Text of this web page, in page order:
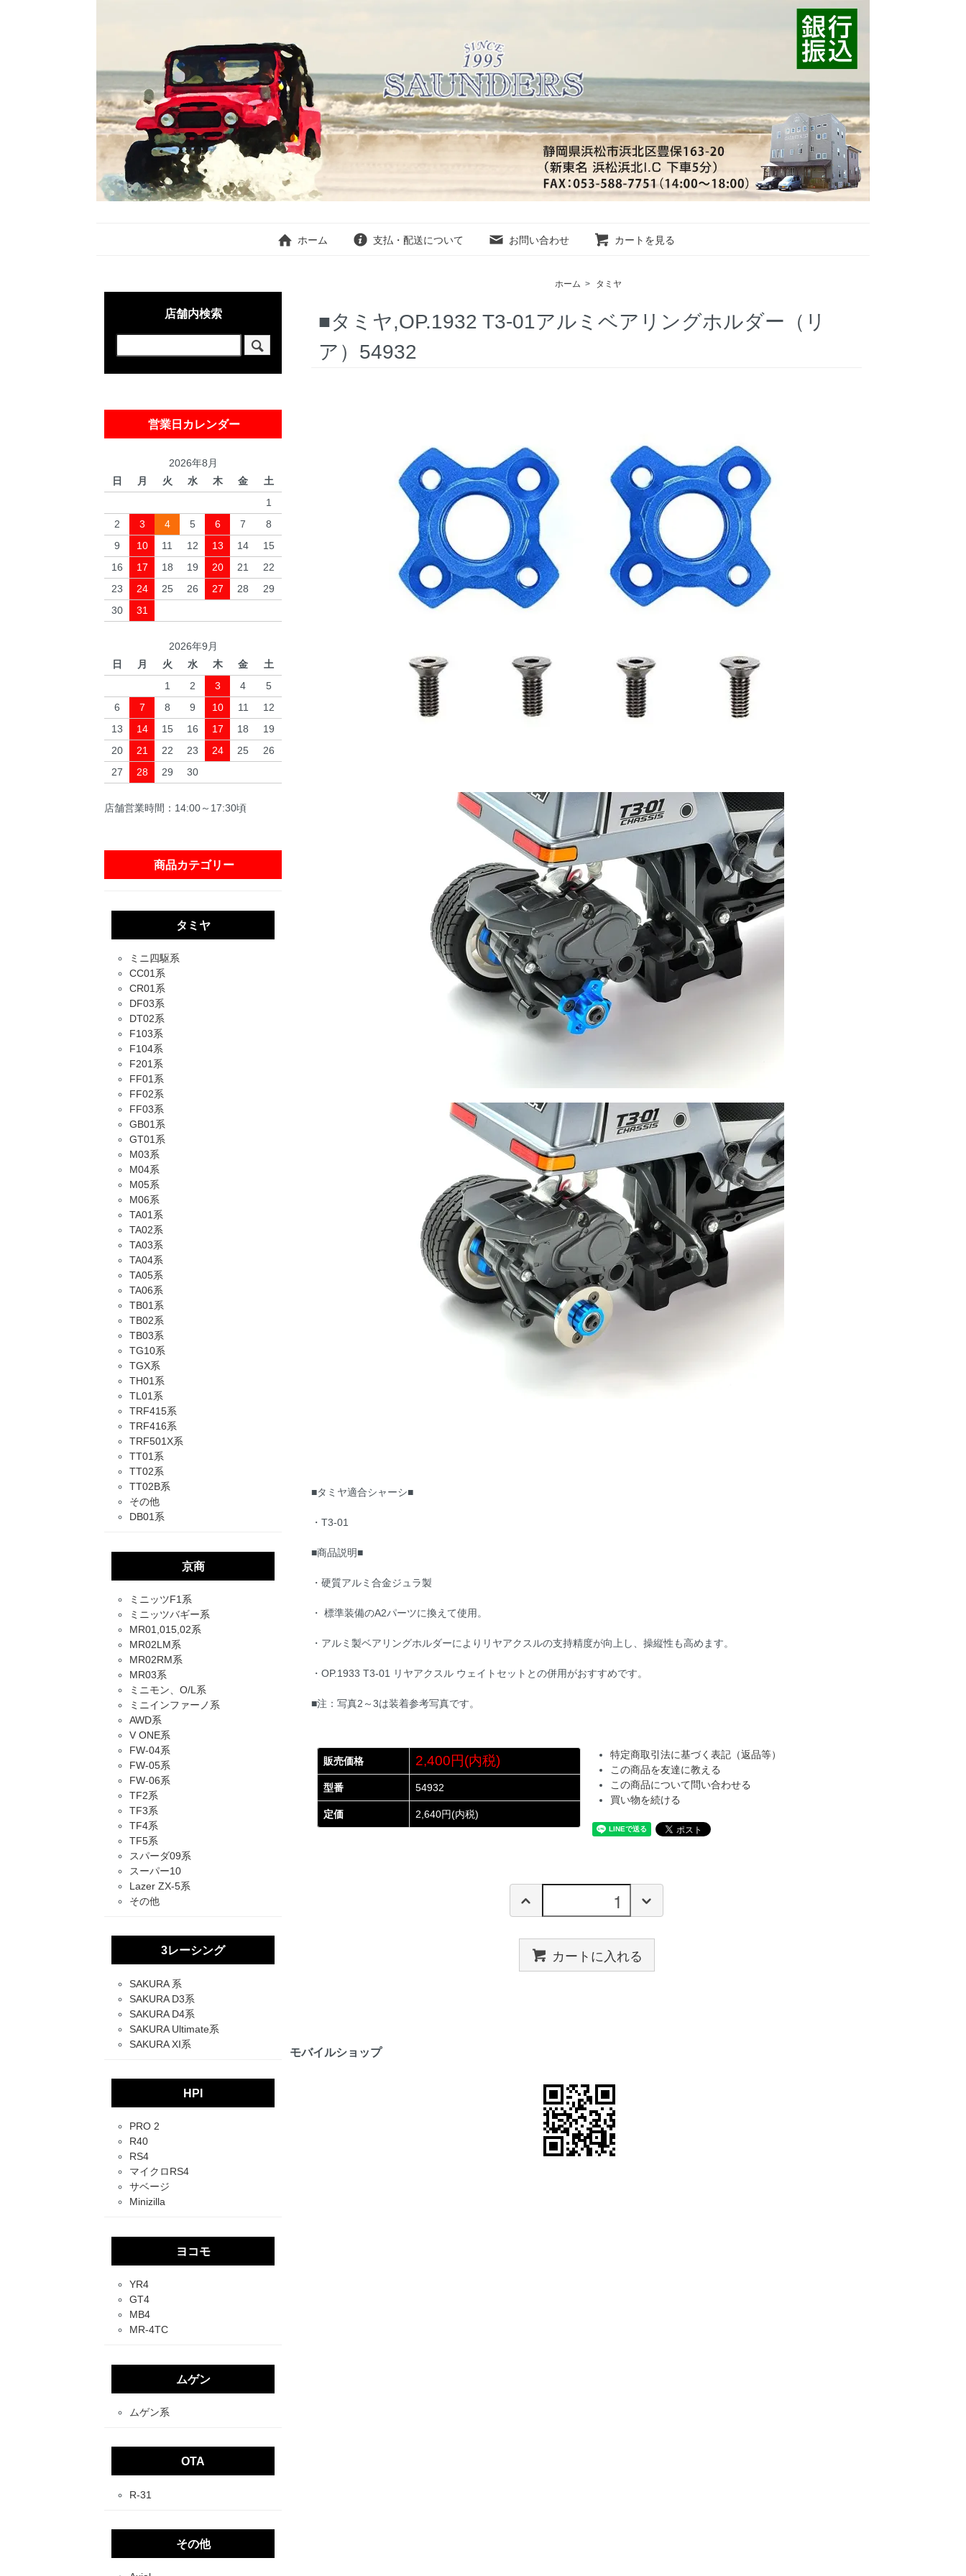
ホーム 支払・配送について お問い合わせ カートを見る
ホーム > タミヤ
■タミヤ,OP.1932 T3-01アルミベアリングホルダー（リ
ア）54932
■タミヤ適合シャーシ■
・T3-01
■商品説明■
・硬質アルミ合金ジュラ製
・ 標準装備のA2パーツに換えて使用。
・アルミ製ベアリングホルダーによりリヤアクスルの支持精度が向上し、操縦性も高めます。
・OP.1933 T3-01 リヤアクスル ウェイトセットとの併用がおすすめです。
■注：写真2～3は装着参考写真です。
販売価格 2,400円(内税)
型番 54932
定価 2,640円(内税)
特定商取引法に基づく表記（返品等）
この商品を友達に教える
この商品について問い合わせる
買い物を続ける
カートに入れる
店舗内検索
営業日カレンダー
2026年8月
日
月 火 水 木 金
土
1
2
3 4 5 6 7
8
9
10 11 12 13 14
15
16
17 18 19 20 21
22
23
24 25 26 27 28
29
30
31
2026年9月
日
月 火 水 木 金
土
1
2 3 4
5
6
7 8 9 10 11
12
13
14 15 16 17 18
19
20
21 22 23 24 25
26
27
28 29 30
店舗営業時間：14:00～17:30頃
商品カテゴリー
タミヤ
ミニ四駆系
CC01系
CR01系
DF03系
DT02系
F103系
F104系
F201系
FF01系
FF02系
FF03系
GB01系
GT01系
M03系
M04系
M05系
M06系
TA01系
TA02系
TA03系
TA04系
TA05系
TA06系
TB01系
TB02系
TB03系
TG10系
TGX系
TH01系
TL01系
TRF415系
TRF416系
TRF501X系
TT01系
TT02系
TT02B系
その他
DB01系
京商
ミニッツF1系
ミニッツバギー系
MR01,015,02系
MR02LM系
MR02RM系
MR03系
ミニモン、O/L系
ミニインファーノ系
AWD系
V ONE系
FW-04系
FW-05系
FW-06系
TF2系
TF3系
TF4系
TF5系
スパーダ09系
スーパー10
Lazer ZX-5系
その他
3レーシング
SAKURA 系
SAKURA D3系
SAKURA D4系
SAKURA Ultimate系
SAKURA XI系
HPI
PRO 2
R40
RS4
マイクロRS4
サベージ
Minizilla
ヨコモ
YR4
GT4
MB4
MR-4TC
ムゲン
ムゲン系
OTA
R-31
その他
モバイルショップ